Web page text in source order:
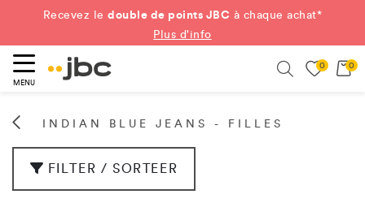
Recevez ledouble de points JBC à chaque achat*
Plus d'info
MENU
0 0
INDIAN BLUE JEANS - FILLES
FILTER / SORTEER